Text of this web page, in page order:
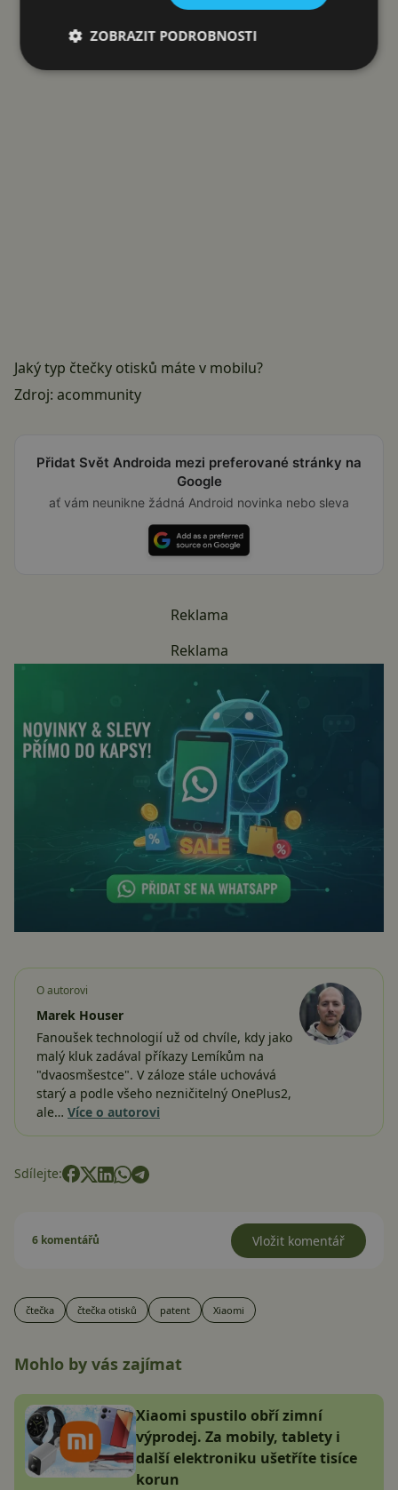
Reklama
Jaký typ čtečky otisků máte v mobilu?
Zdroj: acommunity
Přidat Svět Androida mezi preferované stránky na
Google
ať vám neunikne žádná Android novinka nebo sleva
Reklama
Reklama
O autorovi
Marek Houser
Fanoušek technologií už od chvíle, kdy jako
malý kluk zadával příkazy Lemíkům na
"dvaosmšestce". V záloze stále uchovává
starý a podle všeho nezničitelný OnePlus2,
ale… Více o autorovi
Sdílejte:
6 komentářů Vložit komentář
čtečka čtečka otisků patent Xiaomi
Mohlo by vás zajímat
Xiaomi spustilo obří zimní
výprodej. Za mobily, tablety i
další elektroniku ušetříte tisíce
korun
ZOBRAZIT PODROBNOSTI